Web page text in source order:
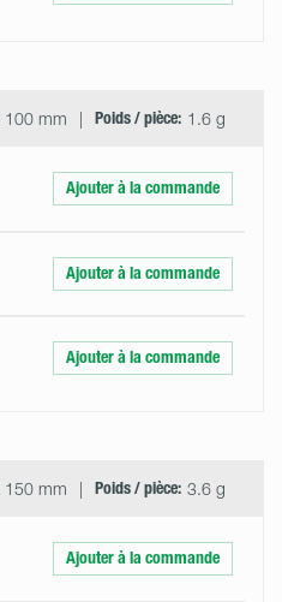
100 mm Poids / pièce: 1.6 g
Ajouter à la commande
Ajouter à la commande
Ajouter à la commande
150 mm Poids / pièce: 3.6 g
Ajouter à la commande